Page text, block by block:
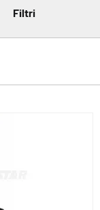
Filtri